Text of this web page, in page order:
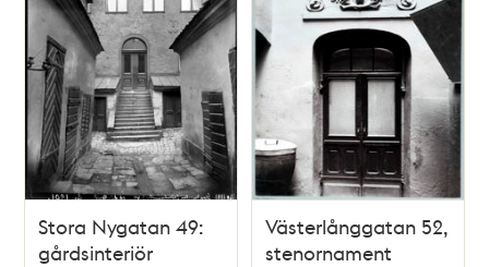
Stora Nygatan 49:
gårdsinteriör
Västerlånggatan 52,
stenornament